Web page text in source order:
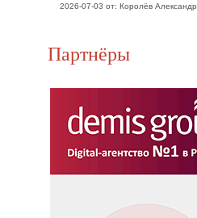
2026-07-03 от: Королёв Александр
Партнёры